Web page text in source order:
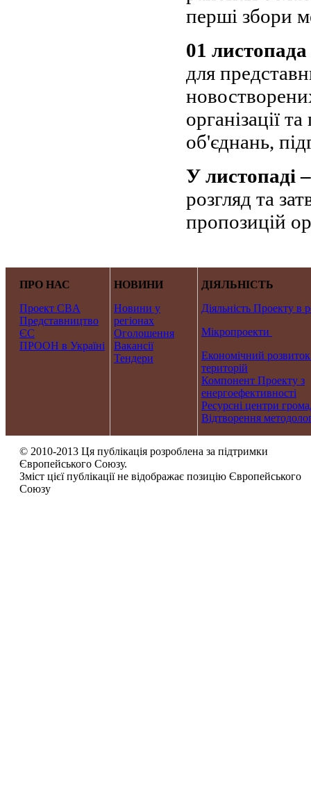
перші збори
01
для
організації
об'єднань,
У листопаді
розгляд та
пропозицій
ПРО НАС
Проект CBA
Представництво
ЄС
ПРООН в Україні
НОВИНИ
Новини у
регіонах
Оголошення
Вакансії
Тендери
ДІЯЛЬНІСТЬ
Діяльність Проекту в
Мікропроекти
Економічний розвиток
територій
Компонент Проекту з
енергоефективності
Ресурсні центри
Відтворення
© 2010-2013 Ця публікація розроблена за підтримки
Європейського Союзу.
Зміст цієї публікації не відображає позицію Європейського
Союзу